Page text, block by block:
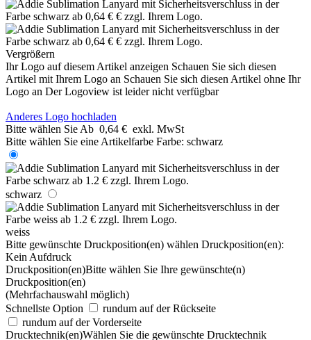
Vergrößern
Ihr Logo auf diesem Artikel anzeigen Schauen Sie sich diesen
Artikel mit Ihrem Logo an Schauen Sie sich diesen Artikel ohne Ihr
Logo an Der Logoview ist leider nicht verfügbar
Anderes Logo hochladen
Bitte wählen Sie Ab 0,64 € exkl. MwSt
Bitte wählen Sie eine Artikelfarbe Farbe: schwarz
schwarz
weiss
Bitte gewünschte Druckposition(en) wählen Druckposition(en):
Kein Aufdruck
Druckposition(en)Bitte wählen Sie Ihre gewünschte(n)
Druckposition(en)
(Mehrfachauswahl möglich)
Schnellste Option
rundum auf der Rückseite
rundum auf der Vorderseite
Drucktechnik(en)Wählen Sie die gewünschte Drucktechnik